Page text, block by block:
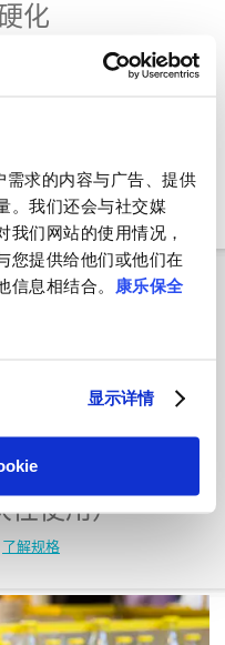
求的内容与广告、提供
。我们还会与社交媒
们网站的使用情况，
您提供给他们或他们在
息相结合。
康乐保全
显示详情
化
题
士
性使用）
了解规格